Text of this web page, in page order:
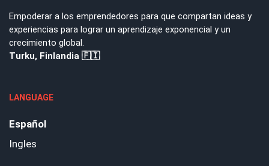
Empoderar a los emprendedores para que compartan ideas y
experiencias para lograr un aprendizaje exponencial y un
crecimiento global.
Turku, Finlandia 🇫🇮
LANGUAGE
Español
Ingles